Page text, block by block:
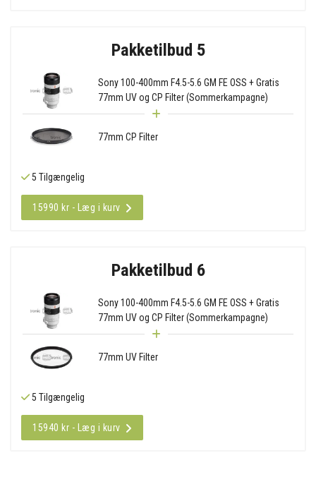
Pakketilbud 5
Sony 100-400mm F4.5-5.6 GM FE OSS + Gratis
77mm UV og CP Filter (Sommerkampagne)
77mm CP Filter
5 Tilgængelig
15990 kr - Læg i kurv
Pakketilbud 6
Sony 100-400mm F4.5-5.6 GM FE OSS + Gratis
77mm UV og CP Filter (Sommerkampagne)
77mm UV Filter
5 Tilgængelig
15940 kr - Læg i kurv